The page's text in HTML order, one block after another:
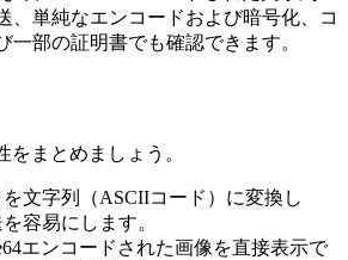
、単純なエンコードおよび暗号化、コ
一部の証明書でも確認できます。
をまとめましょう。
文字列（ASCIIコード）に変換し
容易にします。
エンコードされた画像を直接表示で